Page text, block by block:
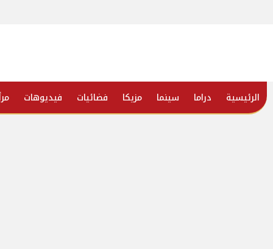
الرئيسية دراما سينما مزيكا فضائيات فيديوهات